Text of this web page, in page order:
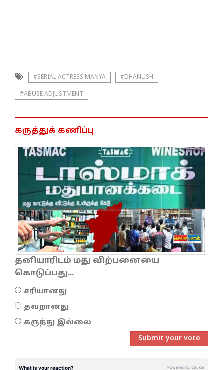
#SERIAL ACTRESS MANYA #DHANUSH
#ABUSE ADJUSTMENT
கருத்துக் கணிப்பு
தனியாரிடம் மது விற்பனையை
கொடுப்பது...
சரியானது
தவறானது
கருத்து இல்லை
Submit your vote